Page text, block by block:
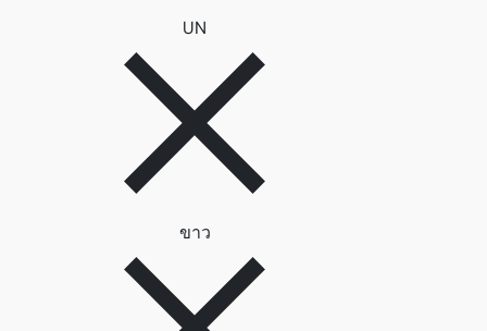
UN
ขาวลบตัวกรอง ขาว